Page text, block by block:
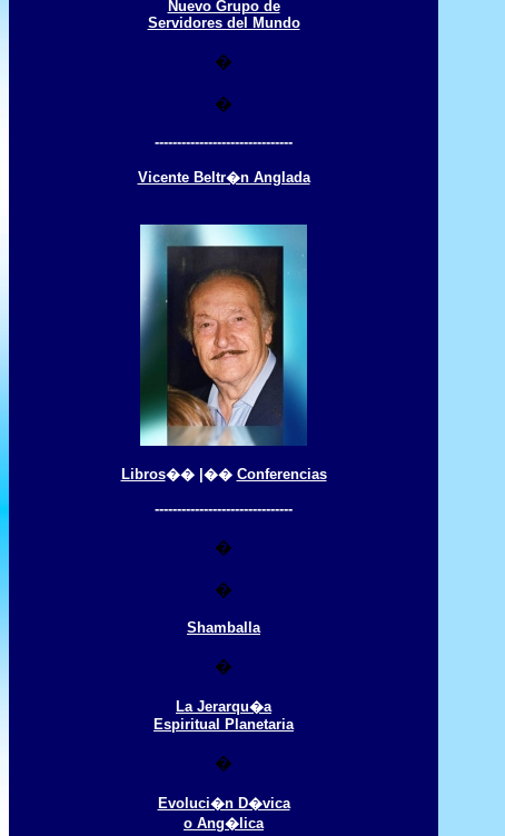
Nuevo Grupo de
Servidores del Mundo
�
�
-------------------------------
Vicente Beltr�n Anglada
Libros�� |�� Conferencias
-------------------------------
�
�
Shamballa
�
La Jerarqu�a
Espiritual Planetaria
�
Evoluci�n D�vica
o Ang�lica